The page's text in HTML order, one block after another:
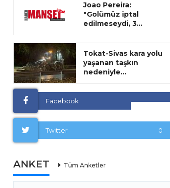
Joao Pereira:
"Golümüz iptal
edilmeseydi, 3...
Tokat-Sivas kara yolu
yaşanan taşkın
nedeniyle...
Facebook
Twitter 0
ANKET Tüm Anketler